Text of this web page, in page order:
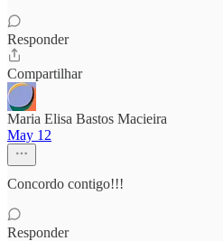
Responder
Compartilhar
Maria Elisa Bastos Macieira
May 12
Concordo contigo!!!
Responder